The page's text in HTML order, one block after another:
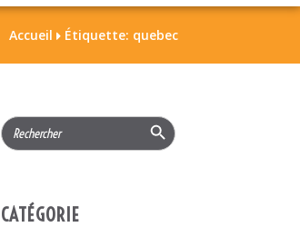
Accueil  Étiquette: quebec
Search
for:
Search Button
CATÉGORIE